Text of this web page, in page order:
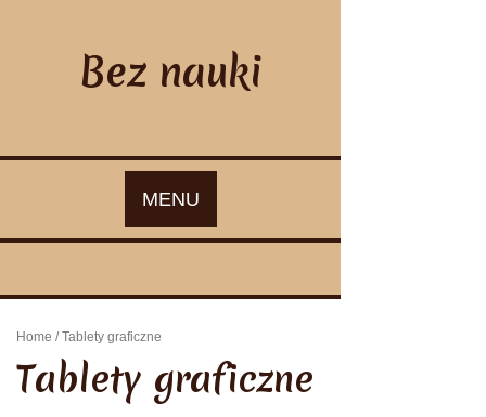
Bez nauki
MENU
Home / Tablety graficzne
Tablety graficzne